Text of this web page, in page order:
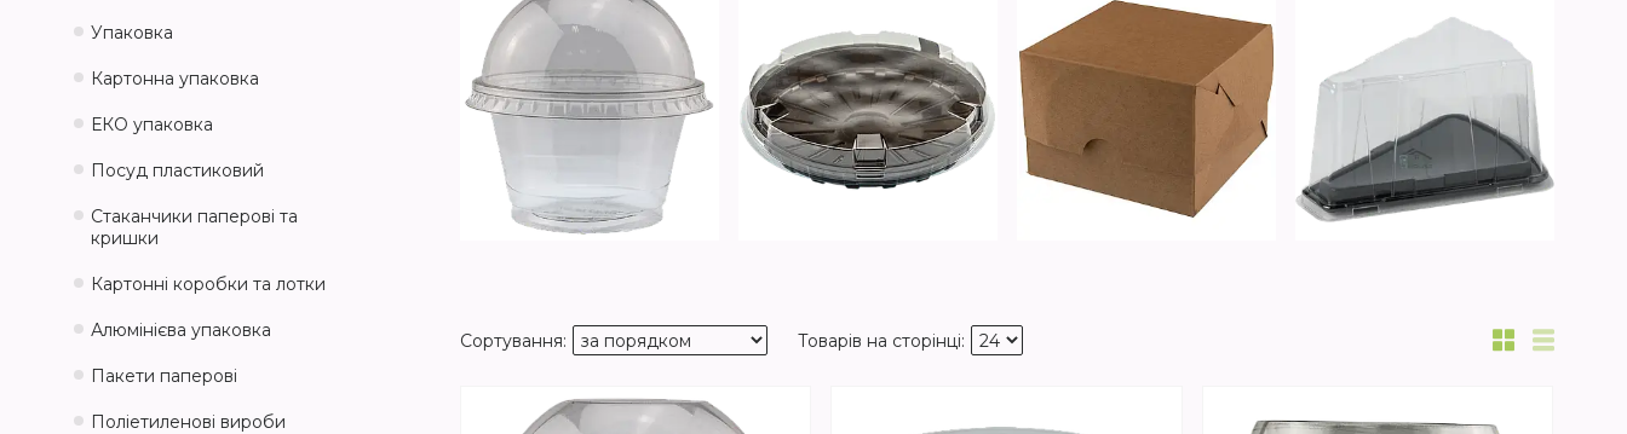
Упаковка
Картонна упаковка
ЕКО упаковка
Посуд пластиковий
Стаканчики паперові та
кришки
Картонні коробки та лотки
Алюмінієва упаковка
Пакети паперові
Поліетиленові вироби